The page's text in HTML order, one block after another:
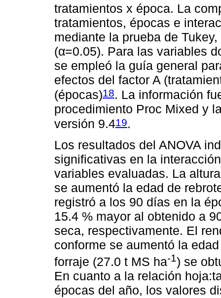
tratamientos x época. La
tratamientos, épocas e
mediante la prueba de
(α=0.05). Para las variables
se empleó la guía general
efectos del factor A
(épocas)18. La información
procedimiento Proc Mixed y
versión 9.419.
Los resultados del ANOVA
significativas en la
variables evaluadas. La
se aumentó la edad de
registró a los 90 días en la
15.4 % mayor al obtenido a
seca, respectivamente. El
conforme se aumentó la
forraje (27.0 t MS ha-1) se
En cuanto a la relación
épocas del año, los valores